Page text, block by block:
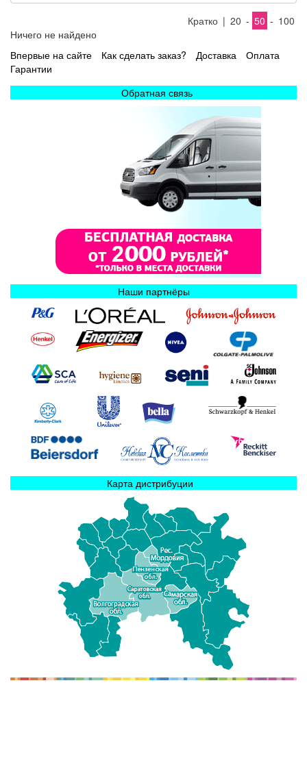
Кратко | 20 - 50 - 100
Ничего не найдено
Впервые на сайте
Как сделать заказ? Доставка
Оплата
Гарантии
Обратная связь
Наши партнёры
Карта дистрибуции